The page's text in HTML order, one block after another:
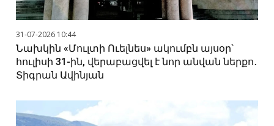
31-07-2026 10:44
Նախկին «Մուլտի Ուելնես» ակումբն այսօր՝
հուլիսի 31-ին, վերաբացվել է նոր անվան ներքո․
Տիգրան Ավինյան